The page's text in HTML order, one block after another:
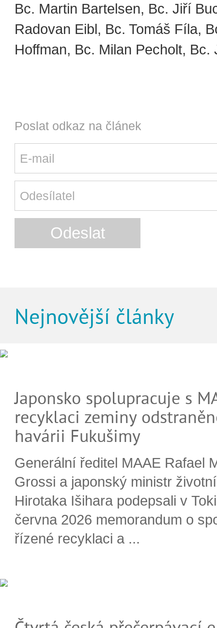
Bc. Martin Bartelsen, Bc. Jiří
Radovan Eibl, Bc. Tomáš Fíla,
Hoffman, Bc. Milan Pecholt, Bc.
Poslat odkaz na článek
Nejnovější články
Japonsko spolupracuje s
recyklaci zeminy
havárii Fukušimy
Generální ředitel MAAE Rafael
Grossi a japonský ministr
Hirotaka Išihara podepsali v
června 2026 memorandum o
řízené recyklaci a ...